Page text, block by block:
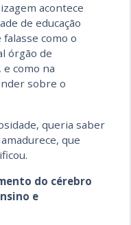
acontece
de educação
como o
órgão de
como na
sobre o
queria saber
que
do cérebro
e